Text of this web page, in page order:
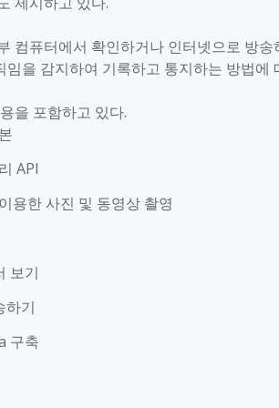
컴퓨터에서 확인하거나 인터넷으로 방
임을 감지하여 기록하고 통지하는 방법에
을 포함하고 있다.
API
용한 사진 및 동영상 촬영
보기
하기
구축